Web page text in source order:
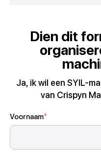
Dien dit
Ja, ik wil een SYIL-
van Crispyn
Voornaam*